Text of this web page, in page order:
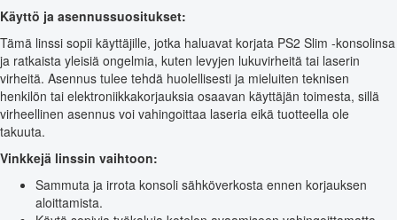
Käyttö ja asennussuositukset:
Tämä linssi sopii käyttäjille, jotka haluavat korjata PS2 Slim -konsolinsa
ja ratkaista yleisiä ongelmia, kuten levyjen lukuvirheitä tai laserin
virheitä. Asennus tulee tehdä huolellisesti ja mieluiten teknisen
henkilön tai elektroniikkakorjauksia osaavan käyttäjän toimesta, sillä
virheellinen asennus voi vahingoittaa laseria eikä tuotteella ole
takuuta.
Vinkkejä linssin vaihtoon:
Sammuta ja irrota konsoli sähköverkosta ennen korjauksen
aloittamista.